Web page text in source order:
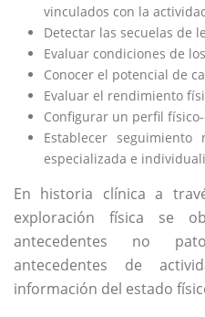
vinculados con la
Detectar las secuelas de
Evaluar condiciones de
Conocer el potencial de
Evaluar el rendimiento
Configurar un perfil
Establecer
especializada e
En historia clínica a
exploración física se
antecedentes no
antecedentes de
información del estado